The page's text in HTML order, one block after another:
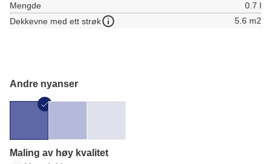
Mengde
0.7 l
Dekkevne med ett strøk
5.6 m2
Andre nyanser
Maling av høy kvalitet